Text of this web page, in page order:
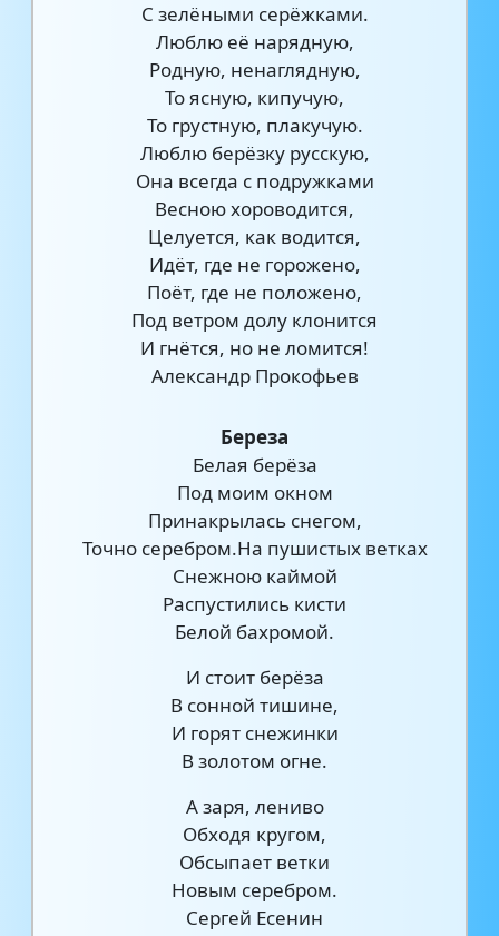
С зелёными серёжками.
Люблю её нарядную,
Родную, ненаглядную,
То ясную, кипучую,
То грустную, плакучую.
Люблю берёзку русскую,
Она всегда с подружками
Весною хороводится,
Целуется, как водится,
Идёт, где не горожено,
Поёт, где не положено,
Под ветром долу клонится
И гнётся, но не ломится!
Александр Прокофьев
Береза
Белая берёза
Под моим окном
Принакрылась снегом,
Точно серебром.На пушистых ветках
Снежною каймой
Распустились кисти
Белой бахромой.
И стоит берёза
В сонной тишине,
И горят снежинки
В золотом огне.
А заря, лениво
Обходя кругом,
Обсыпает ветки
Новым серебром.
Сергей Есенин